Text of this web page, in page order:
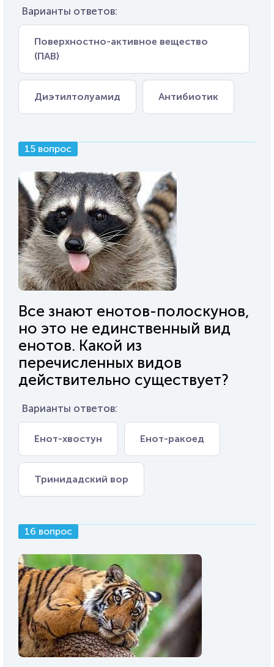
Варианты ответов:
Поверхностно-активное вещество
(ПАВ)
Диэтилтолуамид Антибиотик
15 вопрос
Все знают енотов-полоскунов,
но это не единственный вид
енотов. Какой из
перечисленных видов
действительно существует?
Варианты ответов:
Енот-хвостун Енот-ракоед
Тринидадский вор
16 вопрос